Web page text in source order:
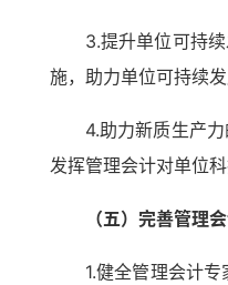
3.提升单位可持
施，助力单位可持续
4.助力新质生产
发挥管理会计对单位
（五）完善管理
1.健全管理会计